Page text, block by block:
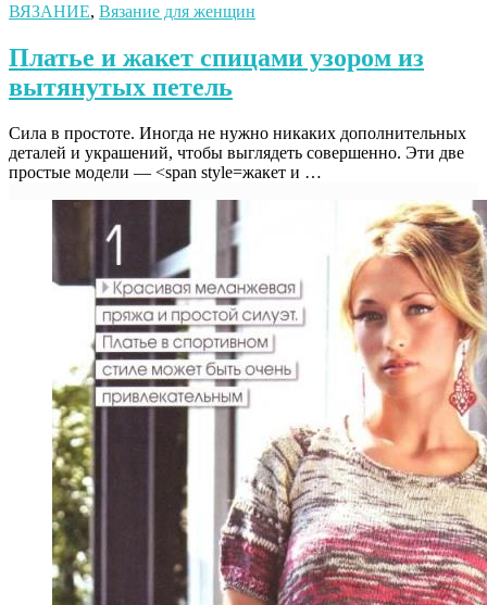
ВЯЗАНИЕ, Вязание для женщин
Платье и жакет спицами узором из
вытянутых петель
Сила в простоте. Иногда не нужно никаких дополнительных
деталей и украшений, чтобы выглядеть совершенно. Эти две
простые модели — <span style=жакет и …